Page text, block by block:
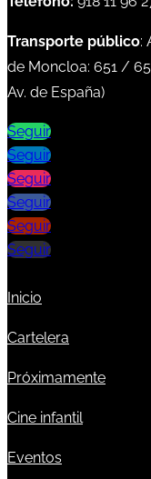
Transporte público:
de Moncloa: 651 /
Av. de España)
Seguir
Seguir
Seguir
Seguir
Seguir
Seguir
Inicio
Cartelera
Próximamente
Cine infantil
Eventos